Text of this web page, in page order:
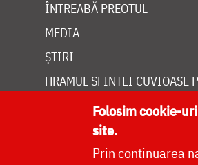
ÎNTREABĂ PREOTUL
MEDIA
ȘTIRI
HRAMUL SFINTEI CUVIOASE
Folosim cookie-
site.
Prin continuarea